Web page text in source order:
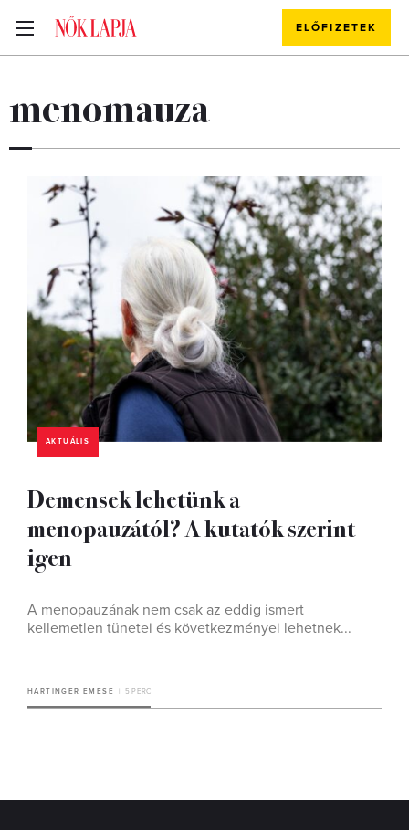
ELŐFIZETEK
menomauza
AKTUÁLIS
Demensek lehetünk a
menopauzától? A kutatók szerint
igen
A menopauzának nem csak az eddig ismert
kellemetlen tünetei és következményei lehetnek...
HARTINGER EMESE 5 PERC